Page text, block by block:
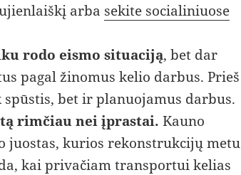
arba sekite socialiniuose
rodo eismo situaciją, bet dar
pagal žinomus kelio darbus. Prieš
bet ir planuojamus darbus.
rimčiau nei įprastai. Kauno
juostas, kurios rekonstrukcijų metu
kai privačiam transportui kelias